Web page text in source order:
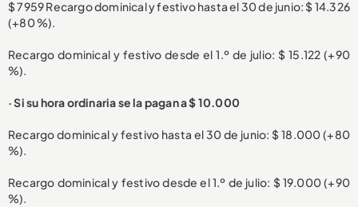
$ 7959 Recargo dominical y festivo hasta el 30 de junio: $ 14.326
(+80 %).
Recargo dominical y festivo desde el 1.º de julio: $ 15.122 (+90
%).
· Si su hora ordinaria se la pagan a $ 10.000
Recargo dominical y festivo hasta el 30 de junio: $ 18.000 (+80
%).
Recargo dominical y festivo desde el 1.º de julio: $ 19.000 (+90
%).